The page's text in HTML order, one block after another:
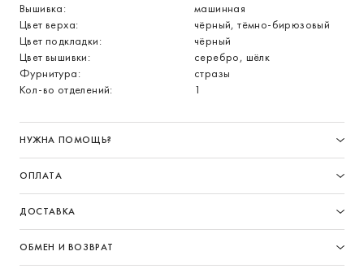
Вышивка:
машинная
Цвет верха:
чёрный, тёмно-бирюзовый
Цвет подкладки:
чёрный
Цвет вышивки:
серебро, шёлк
Фурнитура:
стразы
Кол-во отделений:
1
НУЖНА ПОМОЩЬ?
ОПЛАТА
ДОСТАВКА
ОБМЕН И ВОЗВРАТ